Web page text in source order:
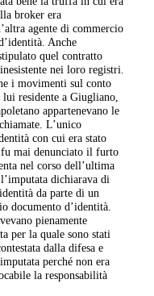
broker era
agente di commercio
Anche
quel contratto
nei loro registri.
i movimenti sul conto
residente a Giugliano,
appartenevano le
L’unico
con cui era stato
mai denunciato il furto
nel corso dell’ultima
dichiarava di
da parte di un
documento d’identità.
pienamente
per la quale sono stati
dalla difesa e
perché non era
la responsabilità